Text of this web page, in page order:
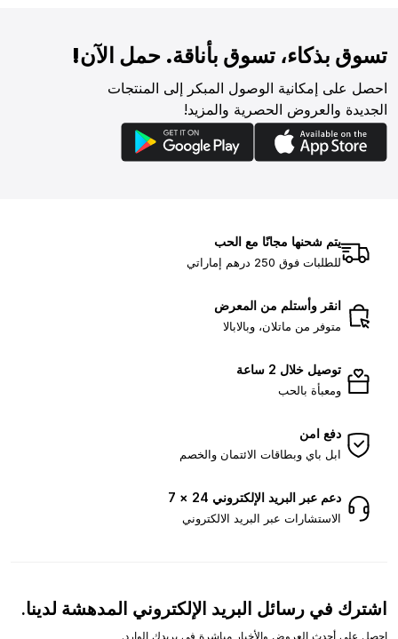
تسوق بذكاء، تسوق بأناقة. حمل الآن!
احصل على إمكانية الوصول المبكر إلى المنتجات
الجديدة والعروض الحصرية والمزيد!
يتم شحنها مجانًا مع الحب
للطلبات فوق 250 درهم إماراتي
انقر وأستلم من المعرض
متوفر من ماتلان، وبالابالا
توصيل خلال 2 ساعة
ومعبأة بالحب
دفع امن
ابل باي وبطاقات الائتمان والخصم
دعم عبر البريد الإلكتروني 24 × 7
الاستشارات عبر البريد الالكتروني
اشترك في رسائل البريد الإلكتروني المدهشة لدينا.
احصل على أحدث العروض والأخبار مباشرة في بريدك الوارد.